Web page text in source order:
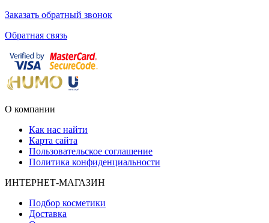
Заказать обратный звонок
Обратная связь
О компании
Как нас найти
Карта сайта
Пользовательское соглашение
Политика конфиденциальности
ИНТЕРНЕТ-МАГАЗИН
Подбор косметики
Доставка